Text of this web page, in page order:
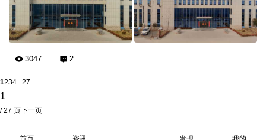
3047 2
1234 .. 27
/ 27 页下一页